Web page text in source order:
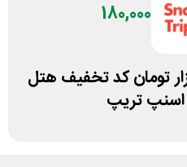
180,000
هزار تومان کد تخفیف هتل
تریپ